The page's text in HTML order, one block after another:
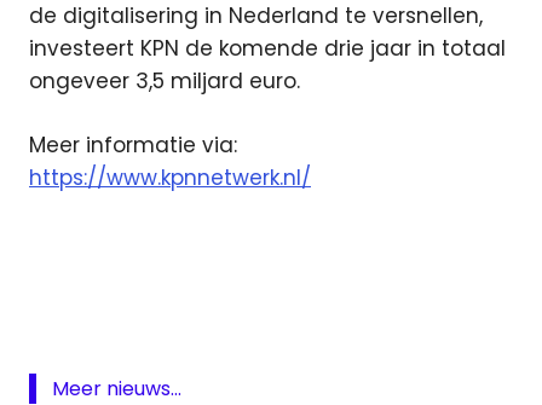
de digitalisering in Nederland te versnellen,
investeert KPN de komende drie jaar in totaal
ongeveer 3,5 miljard euro.
Meer informatie via:
https://www.kpnnetwerk.nl/
Netwerk
Meer nieuws...